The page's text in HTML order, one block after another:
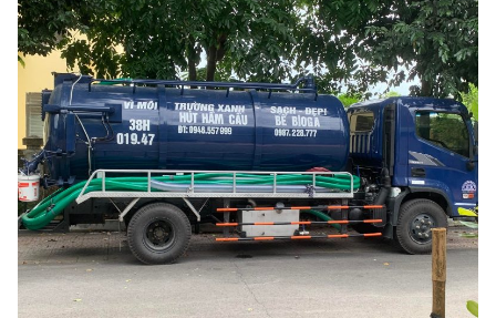
09456
63
222